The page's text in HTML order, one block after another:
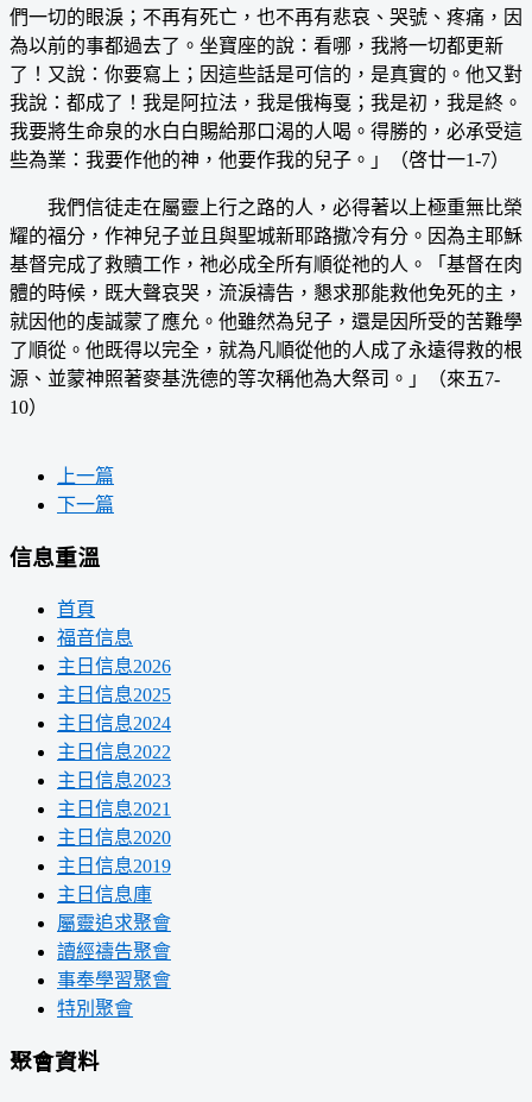
們一切的眼淚；不再有死亡，也不再有悲哀、哭號、疼痛，因
為以前的事都過去了。坐寶座的說：看哪，我將一切都更新
了！又說：你要寫上；因這些話是可信的，是真實的。他又對
我說：都成了！我是阿拉法，我是俄梅戛；我是初，我是終。
我要將生命泉的水白白賜給那口渴的人喝。得勝的，必承受這
些為業：我要作他的神，他要作我的兒子。」（啓廿一1-7）
我們信徒走在屬靈上行之路的人，必得著以上極重無比榮
耀的福分，作神兒子並且與聖城新耶路撒冷有分。因為主耶穌
基督完成了救贖工作，祂必成全所有順從祂的人。「基督在肉
體的時候，既大聲哀哭，流淚禱告，懇求那能救他免死的主，
就因他的虔誠蒙了應允。他雖然為兒子，還是因所受的苦難學
了順從。他既得以完全，就為凡順從他的人成了永遠得救的根
源、並蒙神照著麥基洗德的等次稱他為大祭司。」（來五7-
10）
上一篇
下一篇
信息重溫
首頁
福音信息
主日信息2026
主日信息2025
主日信息2024
主日信息2022
主日信息2023
主日信息2021
主日信息2020
主日信息2019
主日信息庫
屬靈追求聚會
讀經禱告聚會
事奉學習聚會
特別聚會
聚會資料